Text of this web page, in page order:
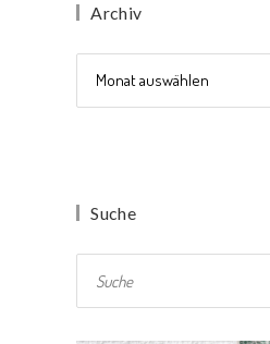
Archiv
Suche